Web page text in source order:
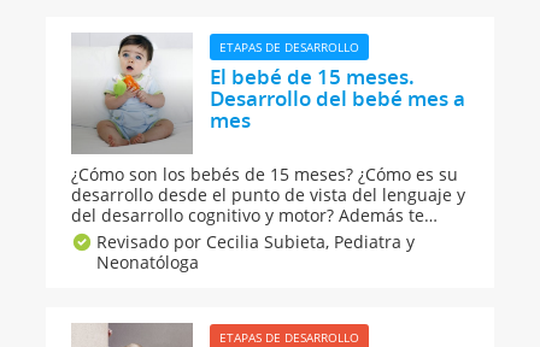
ETAPAS DE DESARROLLO
El bebé de 15 meses.
Desarrollo del bebé mes a
mes
¿Cómo son los bebés de 15 meses? ¿Cómo es su
desarrollo desde el punto de vista del lenguaje y
del desarrollo cognitivo y motor? Además te
contamos cuáles pueden ser sus pautas
alimentarias y, por supuesto, te damos ideas
para jugar con el y favorecer la estimulación.
Revisado por Cecilia Subieta, Pediatra y
Neonatóloga
ETAPAS DE DESARROLLO